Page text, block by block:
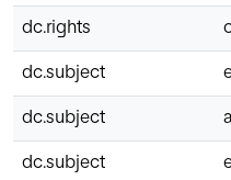
dc.rights
dc.subject
dc.subject
dc.subject